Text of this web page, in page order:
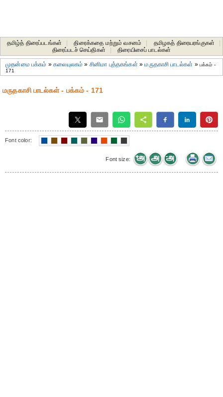
தமிழ்த் திரைப்படங்கள் திரைக்கதை மற்றும் வசனம் தமிழகத் திரையரங்குகள்
திரைப்படச் செய்திகள்
திரையிசைப் பாடல்கள்
முதன்மை பக்கம் »கலையுலகம் » சினிமா புத்தகங்கள் »மருதகாசி பாடல்கள் » பக்கம் -
171
மருதகாசி பாடல்கள் - பக்கம் - 171
Font color:
Font size: